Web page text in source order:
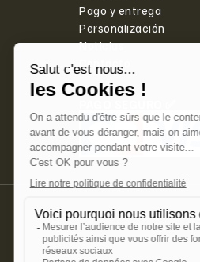
Pago y entrega
Personalización
Noticias
Contacto